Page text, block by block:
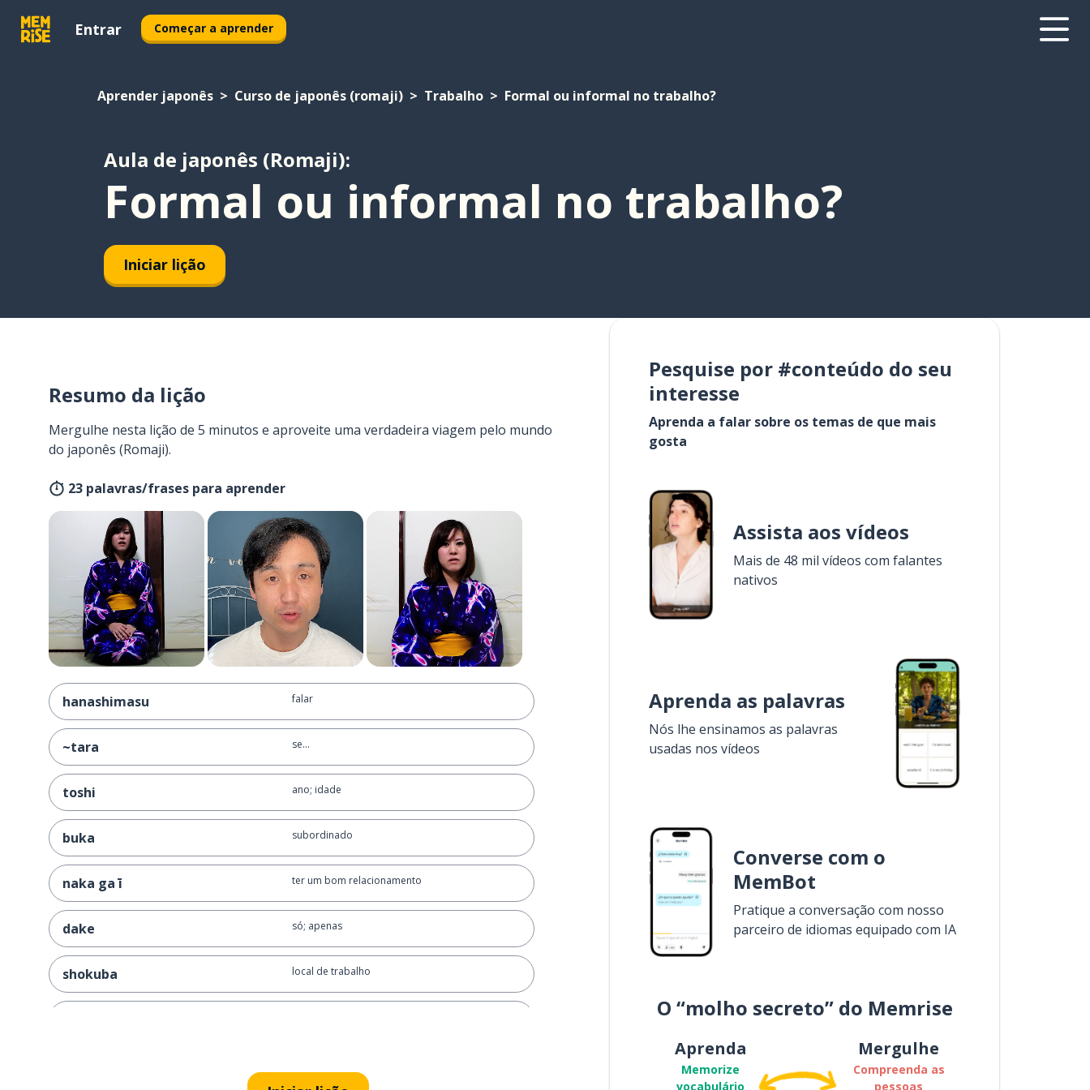
Entrar Começar a aprender
Aprender japonês Curso de japonês (romaji) Trabalho Formal ou informal no trabalho?
Aula de japonês (Romaji):
Formal ou informal no trabalho?
Iniciar lição
Resumo da lição
Mergulhe nesta lição de 5 minutos e aproveite uma verdadeira viagem pelo mundo
do japonês (Romaji).
23 palavras/frases para aprender
hanashimasu falar
~tara se...
toshi ano; idade
buka subordinado
naka ga ī ter um bom relacionamento
dake só; apenas
shokuba local de trabalho
Pesquise por #conteúdo do seu
interesse
Aprenda a falar sobre os temas de que mais
gosta
Assista aos vídeos
Mais de 48 mil vídeos com falantes
nativos
Aprenda as palavras
Nós lhe ensinamos as palavras
usadas nos vídeos
Converse com o
MemBot
Pratique a conversação com nosso
parceiro de idiomas equipado com IA
O “molho secreto” do Memrise
Aprenda
Memorize
vocabulário
Mergulhe
Compreenda as
pessoas